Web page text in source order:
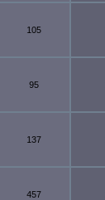
105
95
137
457